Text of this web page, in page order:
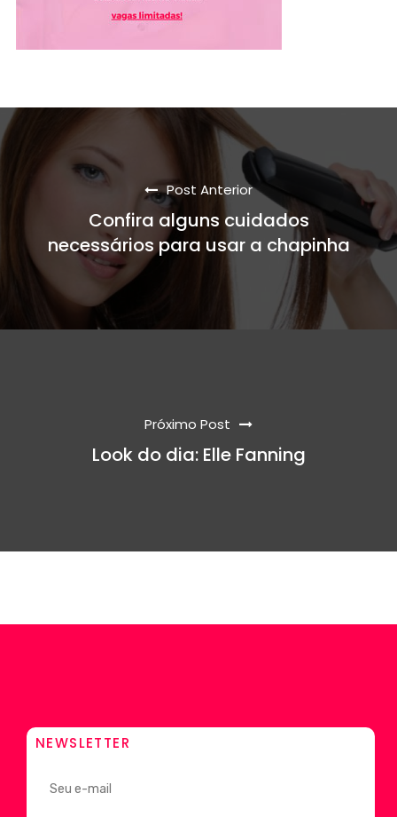
Post Anterior
Confira alguns cuidados
necessários para usar a chapinha
Próximo Post
Look do dia: Elle Fanning
NEWSLETTER